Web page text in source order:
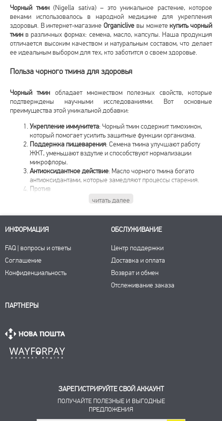
Чорный тмин(Nigella sativa) – это уникальное растение, которое
веками использовалось в народной медицине для укрепления
здоровья. В интернет-магазинеOrganiclive вы можетекупить чорный
тмин в различных формах: семена, масло, капсулы. Наша продукция
отличается высоким качеством и натуральным составом, что делает
ее идеальным выбором для тех, кто заботится о своем здоровье.
Польза чорного тмина для здоровья
Чорный тмин обладает множеством полезных свойств, которые
подтверждены научными исследованиями. Вот основные
преимущества этой уникальной добавки:
Укрепление иммунитета: Чорный тмин содержит тимохинон,
который помогает усилить защитные функции организма.
Поддержка пищеварения: Семена тмина улучшают работу
ЖКТ, уменьшают вздутие и способствуют нормализации
микрофлоры.
Антиоксидантное действие: Масло чорного тмина богато
антиоксидантами, которые замедляют процессы старения.
Против
читать далее
ИНФОРМАЦИЯ
FAQ | вопросы и ответы
Соглашение
Конфиденциальность
ОБСЛУЖИВАНИЕ
Центр поддержки
Доставка и оплата
Возврат и обмен
Отслеживание заказа
ПАРТНЕРЫ
ЗАРЕГИСТРИРУЙТЕ СВОЙ АККАУНТ
ПОЛУЧАЙТЕ ПОЛЕЗНЫЕ И ВЫГОДНЫЕ
ПРЕДЛОЖЕНИЯ